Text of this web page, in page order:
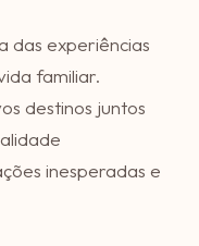
das experiências
familiar.
destinos juntos
inesperadas e